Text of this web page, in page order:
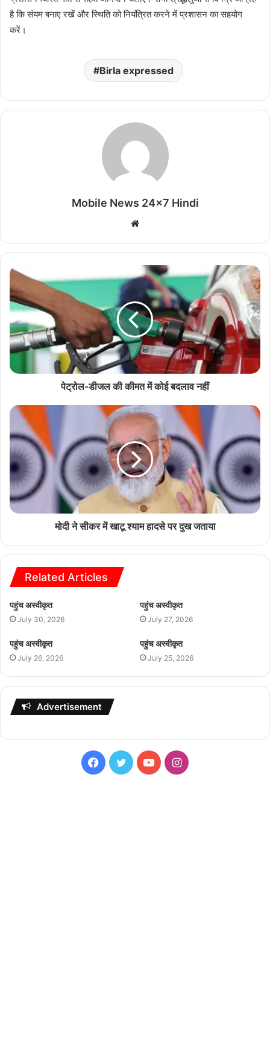
है कि संयम बनाए रखें और स्थिति को नियंत्रित करने में प्रशासन का सहयोग
करें।
Birla expressed
Mobile News 24x7 Hindi
Website
पेट्रोल-डीजल की कीमत में कोई बदलाव नहीं
मोदी ने सीकर में खाटू श्याम हादसे पर दुख जताया
Related Articles
पहुंच अस्वीकृत
July 30, 2026
पहुंच अस्वीकृत
July 27, 2026
पहुंच अस्वीकृत
July 26, 2026
पहुंच अस्वीकृत
July 25, 2026
Advertisement
Facebook
TwitterYouTubeInstagram